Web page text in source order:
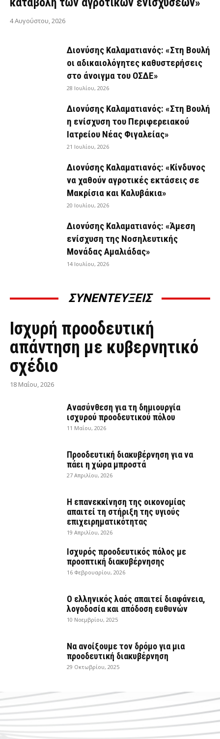
4 Αυγούστου, 2026
Διονύσης Καλαματιανός: «Στη Βουλή
οι αδικαιολόγητες καθυστερήσεις
στο άνοιγμα του ΟΣΔΕ»
28 Ιουλίου, 2026
Διονύσης Καλαματιανός: «Στη Βουλή
η ενίσχυση του Περιφερειακού
Ιατρείου Νέας Φιγαλείας»
21 Ιουλίου, 2026
Διονύσης Καλαματιανός: «Κίνδυνος
να χαθούν αγροτικές εκτάσεις σε
Μακρίσια και Καλυβάκια»
20 Ιουλίου, 2026
Διονύσης Καλαματιανός: «Άμεση
ενίσχυση της Νοσηλευτικής
Μονάδας Αμαλιάδας»
14 Ιουλίου, 2026
ΣΥΝΕΝΤΕΥΞΕΙΣ
ΣΥΝΕΝΤΕΎΞΕΙΣ
Ισχυρή προοδευτική
απάντηση με κυβερνητικό
σχέδιο
18 Μαΐου, 2026
Ανασύνθεση για τη δημιουργία
ισχυρού προοδευτικού πόλου
11 Μαΐου, 2026
Προοδευτική διακυβέρνηση για να
πάει η χώρα μπροστά
27 Απριλίου, 2026
Η επανεκκίνηση της οικονομίας
απαιτεί τη στήριξη της υγιούς
επιχειρηματικότητας
19 Απριλίου, 2026
Ισχυρός προοδευτικός πόλος με
προοπτική διακυβέρνησης
16 Φεβρουαρίου, 2026
Ο ελληνικός λαός απαιτεί διαφάνεια,
λογοδοσία και απόδοση ευθυνών
10 Νοεμβρίου, 2025
Να ανοίξουμε τον δρόμο για μια
προοδευτική διακυβέρνηση
29 Οκτωβρίου, 2025